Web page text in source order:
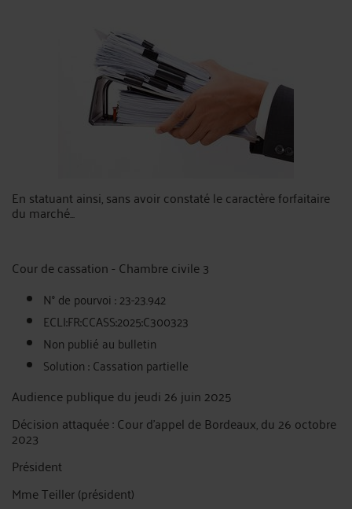
En statuant ainsi, sans avoir constaté le caractère forfaitaire
du marché...
Cour de cassation - Chambre civile 3
N° de pourvoi : 23-23.942
ECLI:FR:CCASS:2025:C300323
Non publié au bulletin
Solution : Cassation partielle
Audience publique du jeudi 26 juin 2025
Décision attaquée : Cour d'appel de Bordeaux, du 26 octobre
2023
Président
Mme Teiller (président)